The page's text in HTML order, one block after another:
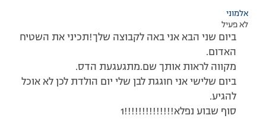
אלמוני
לא פעיל
ביום שני הבא אני באה לקבוצה שלך!תכיני את השטיח
האדום.
מקווה לראות אותך שם.מתגעגעת הדס.
ביום שלישי אני חוגגת לבן שלי יום הולדת לכן לא אוכל
להגיע.
סוף שבוע נפלא!!!!!!!!!!!!!!1